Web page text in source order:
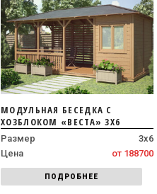
МОДУЛЬНАЯ БЕСЕДКА С
ХОЗБЛОКОМ «ВЕСТА» 3Х6
Размер
3х6
Цена
от 188700
ПОДРОБНЕЕ